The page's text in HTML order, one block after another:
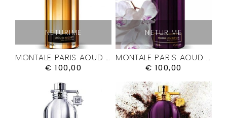
NETURIME
MONTALE PARIS AOUD NIGHT KVEPALAI
€ 100,00
NETURIME
MONTALE PARIS AOUD PURPLE ROSE KVEPALAI
€ 100,00